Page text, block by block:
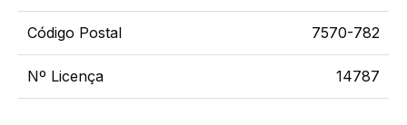
Código Postal 7570-782
Nº Licença 14787